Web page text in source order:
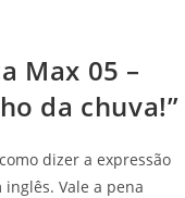
Max 05 –
da chuva!”
dizer a expressão
Vale a pena